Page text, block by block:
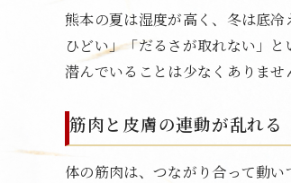
熊本の夏は湿度が高く、冬は底
ひどい」「だるさが取れない」
潜んでいることは少なくありませ
筋肉と皮膚の連動が乱れる
体の筋肉は、つながり合って動